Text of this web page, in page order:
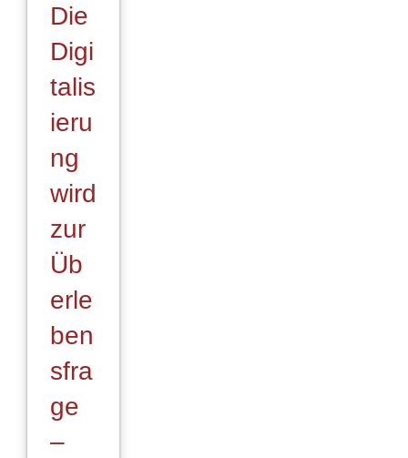
Die
Digi
talis
ieru
ng
wird
zur
Üb
erle
ben
sfra
ge
–